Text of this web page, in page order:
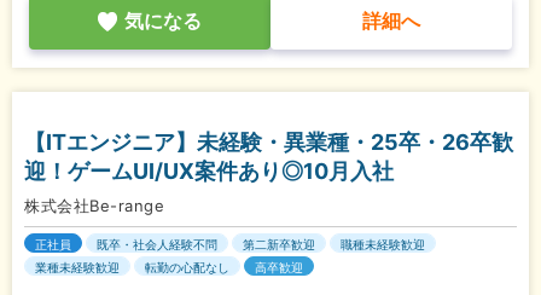
気になる 詳細へ
【ITエンジニア】未経験・異業種・25卒・26卒歓
迎！ゲームUI/UX案件あり◎10月入社
株式会社Be-range
正社員 既卒・社会人経験不問 第二新卒歓迎
職種未経験歓迎
業種未経験歓迎
転勤の心配なし 高卒歓迎